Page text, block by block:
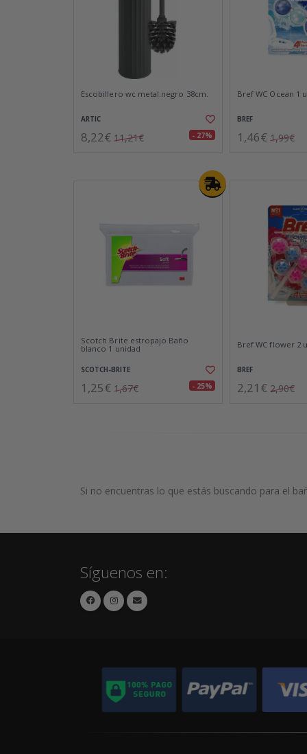
Escobillero wc metal.negro 38cm.
ARTIC
8,22€ 11,21€ - 27%
Bref WC Ocean 1
BREF
1,46€ 1,99€
Scotch Brite estropajo Baño
blanco 1 unidad
SCOTCH-BRITE
1,25€ 1,67€ - 25%
Bref WC flower 2
BREF
2,21€ 2,90€
Si no encuentras lo que estás buscando para el
Síguenos en: